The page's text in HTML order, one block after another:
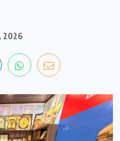
2026